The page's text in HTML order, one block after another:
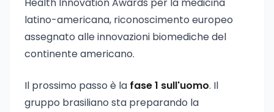
latino-americana, riconoscimento europeo
assegnato alle innovazioni biomediche del
continente americano.
Il prossimo passo è la fase 1 sull'uomo. Il
gruppo brasiliano sta preparando la